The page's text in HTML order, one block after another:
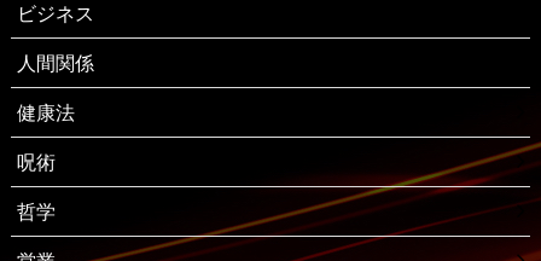
ビジネス
人間関係
健康法
呪術
哲学